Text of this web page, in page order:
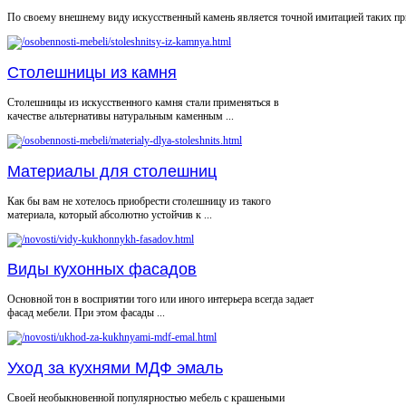
По своему внешнему виду искусственный камень является точной имитацией таких
Столешницы из камня
Столешницы из искусственного камня стали применяться в
качестве альтернативы натуральным каменным ...
Материалы для столешниц
Как бы вам не хотелось приобрести столешницу из такого
материала, который абсолютно устойчив к ...
Виды кухонных фасадов
Основной тон в восприятии того или иного интерьера всегда задает
фасад мебели. При этом фасады ...
Уход за кухнями МДФ эмаль
Своей необыкновенной популярностью мебель с крашеными